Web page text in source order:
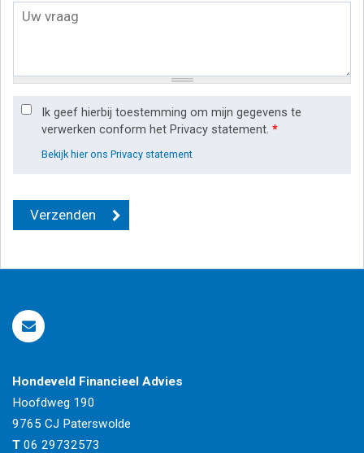
Ik geef hierbij toestemming om mijn gegevens te
verwerken conform het Privacy statement. *
Bekijk hier ons Privacy statement
Hondeveld Financieel Advies
Hoofdweg 190
9765 CJ Paterswolde
T 06 29732573